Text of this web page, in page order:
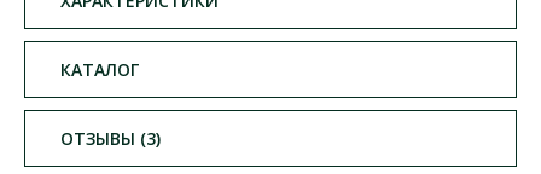
КАТАЛОГ
ОТЗЫВЫ (3)